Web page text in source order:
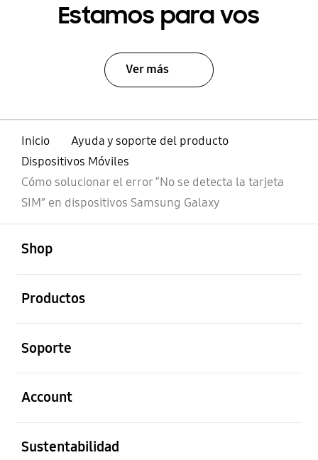
Estamos para vos
Ver más
Inicio
Ayuda y soporte del producto
Dispositivos Móviles
Cómo solucionar el error “No se detecta la tarjeta
SIM” en dispositivos Samsung Galaxy
Shop
Productos
Soporte
Account
Sustentabilidad